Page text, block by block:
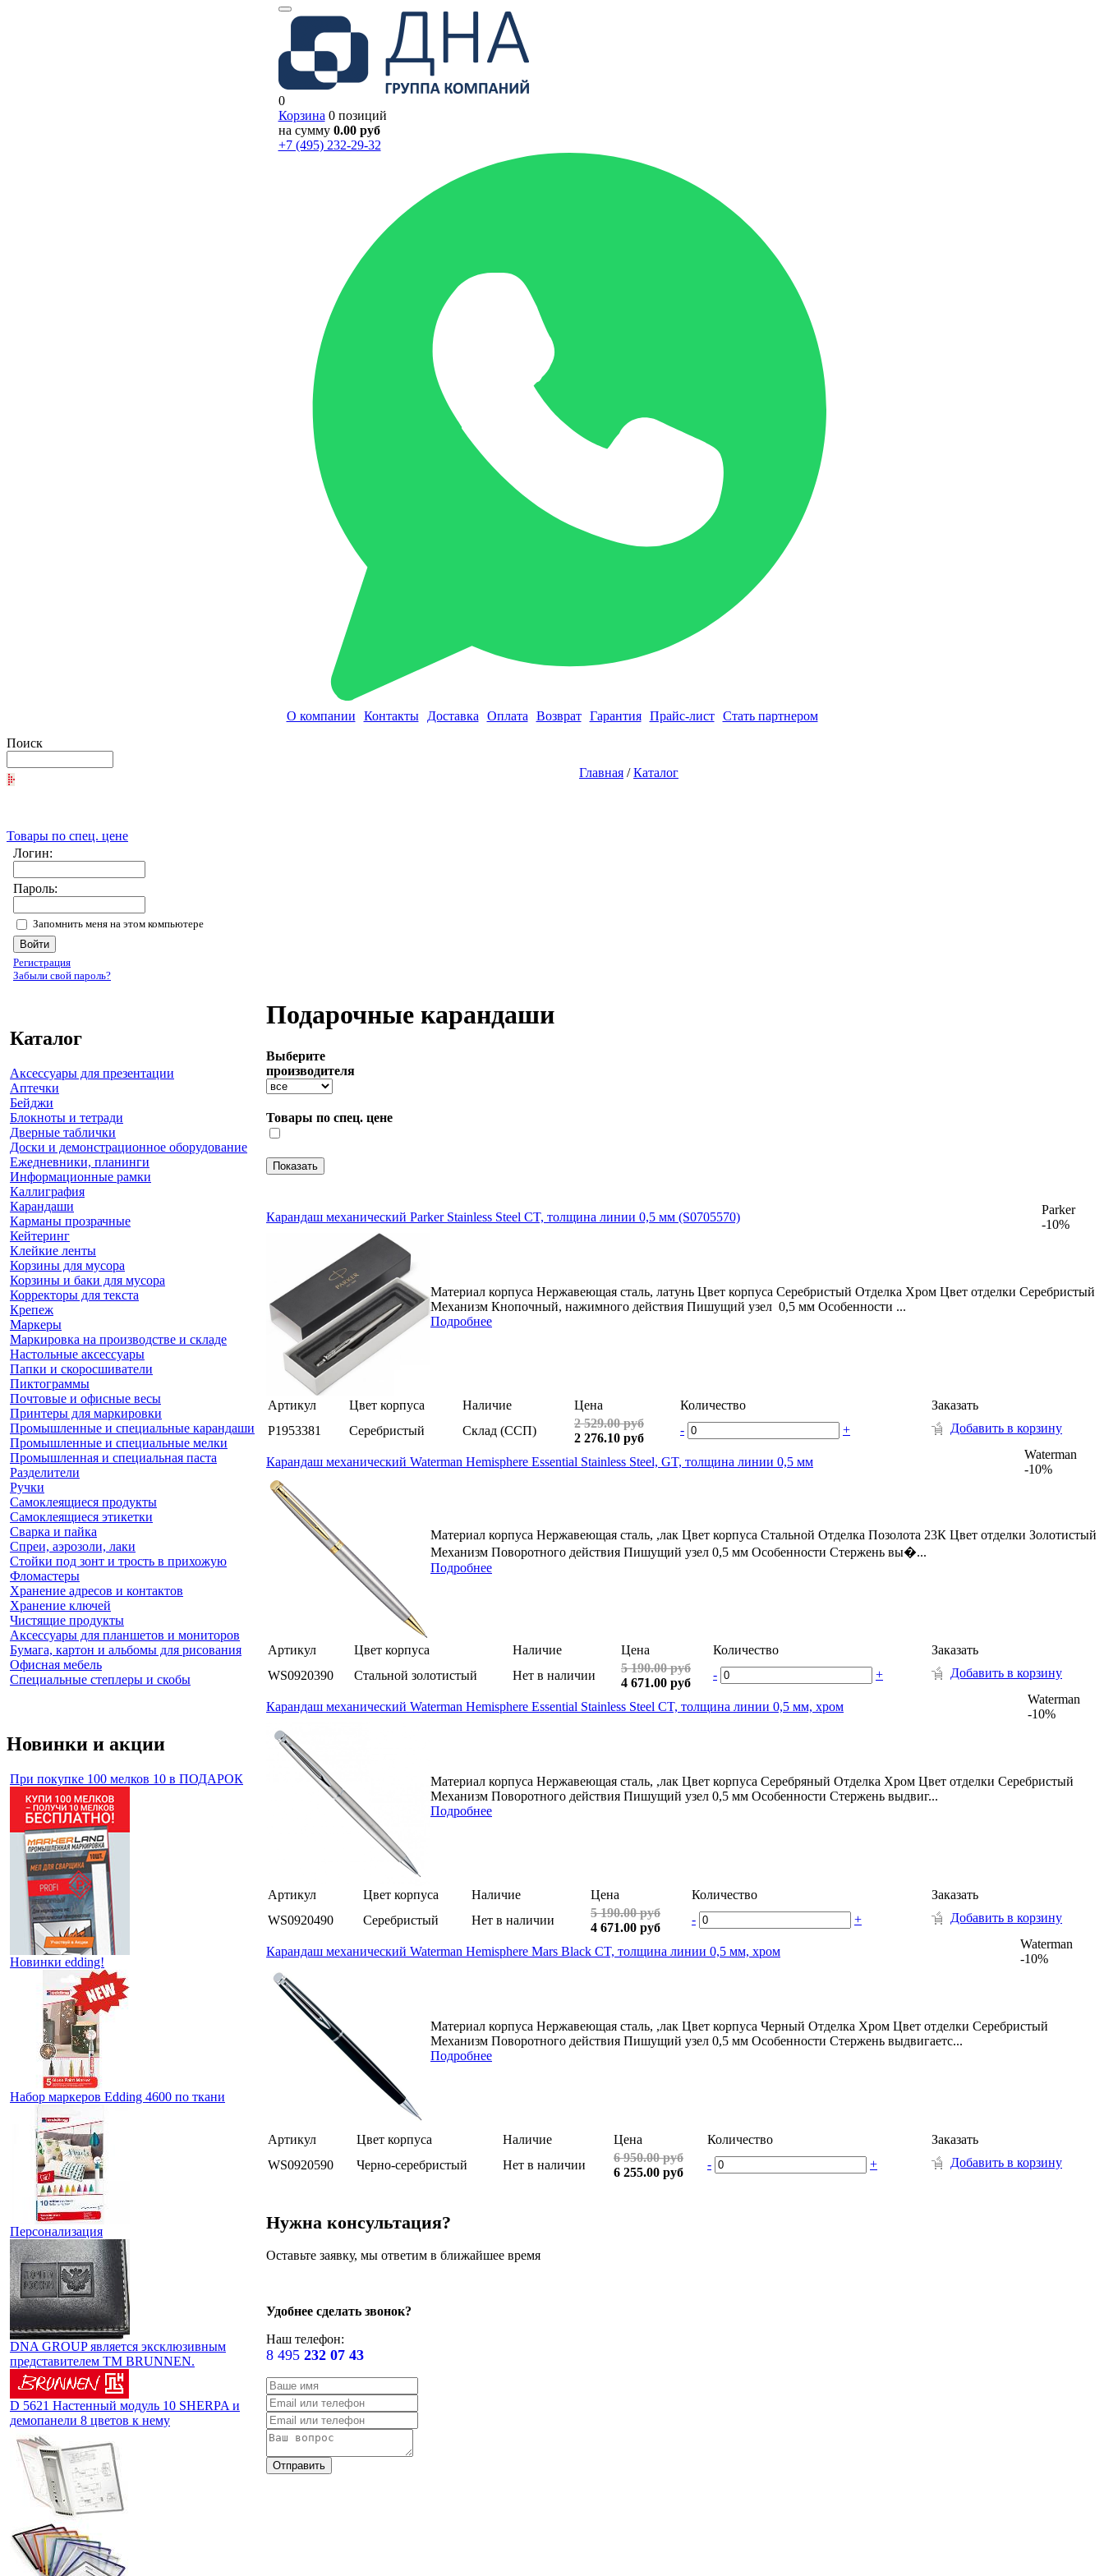
0
Корзина 0 позиций
на сумму 0.00 руб
+7 (495) 232-29-32
О компании Контакты Доставка Оплата Возврат Гарантия Прайс-лист
Стать партнером
Поиск
Главная /Каталог
Товары по спец. цене
Логин:
Пароль:
Запомнить меня на этом компьютере
Регистрация
Забыли свой пароль?
Каталог
Аксессуары для презентации
Аптечки
Бейджи
Блокноты и тетради
Дверные таблички
Доски и демонстрационное оборудование
Ежедневники, планинги
Информационные рамки
Каллиграфия
Карандаши
Карманы прозрачные
Кейтеринг
Клейкие ленты
Корзины для мусора
Корзины и баки для мусора
Корректоры для текста
Крепеж
Маркеры
Маркировка на производстве и складе
Настольные аксессуары
Папки и скоросшиватели
Пиктограммы
Почтовые и офисные весы
Принтеры для маркировки
Промышленные и специальные карандаши
Промышленные и специальные мелки
Промышленная и специальная паста
Разделители
Ручки
Самоклеящиеся продукты
Самоклеящиеся этикетки
Сварка и пайка
Спреи, аэрозоли, лаки
Стойки под зонт и трость в прихожую
Фломастеры
Хранение адресов и контактов
Хранение ключей
Чистящие продукты
Аксессуары для планшетов и мониторов
Бумага, картон и альбомы для рисования
Офисная мебель
Специальные степлеры и скобы
Новинки и акции
При покупке 100 мелков 10 в ПОДАРОК
Новинки edding!
Набор маркеров Edding 4600 по ткани
Персонализация
DNA GROUP является эксклюзивным
представителем TM BRUNNEN.
D 5621 Настенный модуль 10 SHERPA и
демопанели 8 цветов к нему
Подарочные карандаши
Выберите
производителя
Товары по спец. цене
Карандаш механический Parker Stainless Steel CT, толщина линии 0,5 мм (S0705570)
Parker
-10%
Материал корпуса Нержавеющая сталь, латунь Цвет корпуса Серебристый Отделка Хром Цвет отделки Серебристый
Механизм Кнопочный, нажимного действия Пишущий узел 0,5 мм Особенности ...
Подробнее
Артикул Цвет корпуса Наличие Цена Количество
Заказать
P1953381
Серебристый Склад (ССП)
2 529.00 руб
2 276.10 руб
- + Добавить в корзину
Карандаш механический Waterman Hemisphere Essential Stainless Steel, GT, толщина линии 0,5 мм
Waterman
-10%
Материал корпуса Нержавеющая сталь, ,лак Цвет корпуса Стальной Отделка Позолота 23К Цвет отделки Золотистый
Механизм Поворотного действия Пишущий узел 0,5 мм Особенности Стержень вы�...
Подробнее
Артикул Цвет корпуса Наличие Цена Количество
Заказать
WS0920390
Стальной золотистый Нет в наличии
5 190.00 руб
4 671.00 руб
- + Добавить в корзину
Карандаш механический Waterman Hemisphere Essential Stainless Steel CT, толщина линии 0,5 мм, хром
Waterman
-10%
Материал корпуса Нержавеющая сталь, ,лак Цвет корпуса Серебряный Отделка Хром Цвет отделки Серебристый
Механизм Поворотного действия Пишущий узел 0,5 мм Особенности Стержень выдвиг...
Подробнее
Артикул Цвет корпуса Наличие Цена Количество
Заказать
WS0920490
Серебристый Нет в наличии
5 190.00 руб
4 671.00 руб
- + Добавить в корзину
Карандаш механический Waterman Hemisphere Mars Black СT, толщина линии 0,5 мм, хром
Waterman
-10%
Материал корпуса Нержавеющая сталь, ,лак Цвет корпуса Черный Отделка Хром Цвет отделки Серебристый
Механизм Поворотного действия Пишущий узел 0,5 мм Особенности Стержень выдвигаетс...
Подробнее
Артикул Цвет корпуса Наличие Цена Количество
Заказать
WS0920590
Черно-серебристый Нет в наличии
6 950.00 руб
6 255.00 руб
- + Добавить в корзину
Нужна консультация?
Оставьте заявку, мы ответим в ближайшее время
Удобнее сделать звонок?
Наш телефон:
8 495 232 07 43